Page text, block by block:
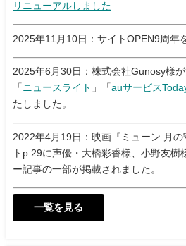
リニューアルしました
2025年11月10日：サイトOPEN9周年
2025年6月30日：株式会社Gunosy様が
「 ニュースライト 」「 auサービス
たしました。
2022年4月19日：映画『ミューン 月
トp.29に声優・大橋彩香様、小野友樹
ー記事の一部が掲載されました。
一覧を見る